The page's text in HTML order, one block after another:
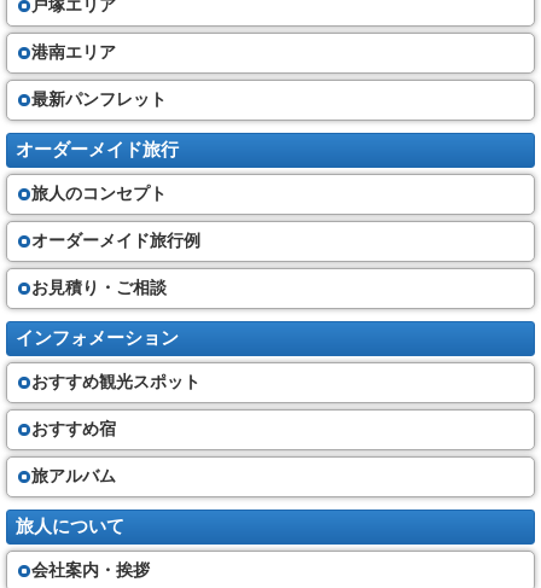
を毀損し若しくは当社の業務を妨害する行為又はこれらに準ずる行為を行
ったとき。
⑤その他当社の業務上の都合で、お申込みをお断りすることがあります。
旅行代金
（４）旅行開始日までの契約書面に記載する期日までに、当社に対し、契
約書面に記載する金額の旅行代金を支払って頂きます。（最終書面の作成
時期時点で運賃・料金を基準と致します）
（５）旅行代金に含まれるもの
①旅行日程に明示した運送機関の運賃・料金(普通席)
②旅行日程に明示した宿泊の代金及び税・サービス料、食事の代金及びー
税・サービス料、観光の代金(入場料金・ガイド料金)
③添乗サービス代金
その他は旅行代金に含まれません。
契約の成立と契約書面・確定書面の交付
（６）旅行契約は、当社が契約の締結を承諾し、旅行代金を受領した時に
成立するものとします。
①当社は、旅行契約が成立した場合は速やかに、旅行日程、旅行サービス
の内容、旅行代金その他の旅行条件及び当社の責任に関する事項を記載し
た書面（以下「契約書面」という）を お客さまにお渡します。
②契約書面で、確定された旅行日程又は運送若しくは宿泊機関の名称が記
載できない場合には、これらの確定状況を記載した書面（最終日程表）
（以下「確定書面」という）を旅行開始日の前日までに交付いたします。
但し、旅行開始日の前日から起算してさかのぼって７日前に当る日以降に
旅行契約の申込みがなされた場合は、旅行開始日当日に確定書面を交付す
る場合があります。また、交付期日前であってもお問い合わせいただけれ
ば当社は手配状況についてご説明いたします。
戸塚エリア
港南エリア
最新パンフレット
オーダーメイド旅行
旅人のコンセプト
オーダーメイド旅行例
お見積り・ご相談
インフォメーション
おすすめ観光スポット
おすすめ宿
旅アルバム
旅人について
会社案内・挨拶